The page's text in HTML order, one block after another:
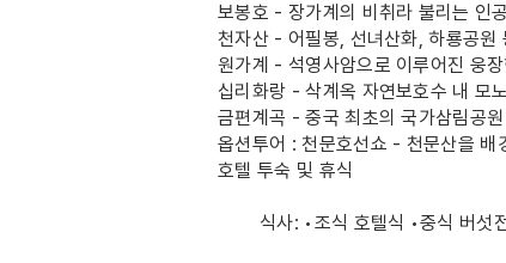
보봉호 - 장가계의 비취라 불리는 인
천자산 - 어필봉, 선녀산화, 하룡공
원가계 - 석영사암으로 이루어진 웅
십리화랑 - 삭계옥 자연보호수 내 모
금편계곡 - 중국 최초의 국가삼림공원
옵션투어 : 천문호선쇼 - 천문산을 배
호텔 투숙 및 휴식
식사: •조식 호텔식 •중식 버섯